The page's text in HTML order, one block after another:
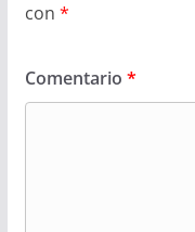
con *
Comentario *